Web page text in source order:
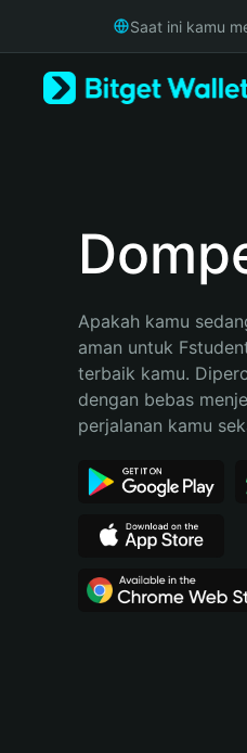
Русский
Bahasa Indonesia
Español (Argentina)
Saat ini kamu
Apakah kamu
aman untuk
terbaik kamu.
dengan bebas
perjalanan kamu